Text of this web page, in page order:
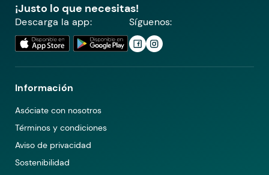
¡Justo lo que necesitas!
Descarga la app: Síguenos:
Información
Asóciate con nosotros
Términos y condiciones
Aviso de privacidad
Sostenibilidad